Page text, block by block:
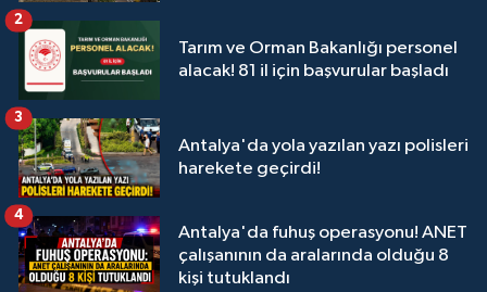
Tarım ve Orman Bakanlığı personel
alacak! 81 il için başvurular başladı
2
Antalya'da yola yazılan yazı polisleri
harekete geçirdi!
3
Antalya'da fuhuş operasyonu! ANET
çalışanının da aralarında olduğu 8
kişi tutuklandı
4